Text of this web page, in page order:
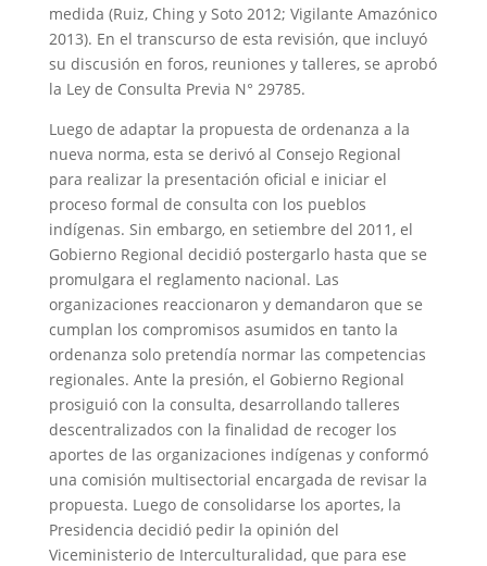
medida (Ruiz, Ching y Soto 2012; Vigilante Amazónico
2013). En el transcurso de esta revisión, que incluyó
su discusión en foros, reuniones y talleres, se aprobó
la Ley de Consulta Previa N° 29785.
Luego de adaptar la propuesta de ordenanza a la
nueva norma, esta se derivó al Consejo Regional
para realizar la presentación oficial e iniciar el
proceso formal de consulta con los pueblos
indígenas. Sin embargo, en setiembre del 2011, el
Gobierno Regional decidió postergarlo hasta que se
promulgara el reglamento nacional. Las
organizaciones reaccionaron y demandaron que se
cumplan los compromisos asumidos en tanto la
ordenanza solo pretendía normar las competencias
regionales. Ante la presión, el Gobierno Regional
prosiguió con la consulta, desarrollando talleres
descentralizados con la finalidad de recoger los
aportes de las organizaciones indígenas y conformó
una comisión multisectorial encargada de revisar la
propuesta. Luego de consolidarse los aportes, la
Presidencia decidió pedir la opinión del
Viceministerio de Interculturalidad, que para ese